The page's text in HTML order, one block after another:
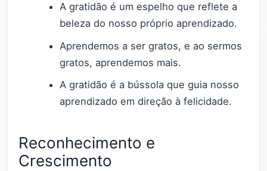
A gratidão é um espelho que reflete a
beleza do nosso próprio aprendizado.
Aprendemos a ser gratos, e ao sermos
gratos, aprendemos mais.
A gratidão é a bússola que guia nosso
aprendizado em direção à felicidade.
Reconhecimento e
Crescimento